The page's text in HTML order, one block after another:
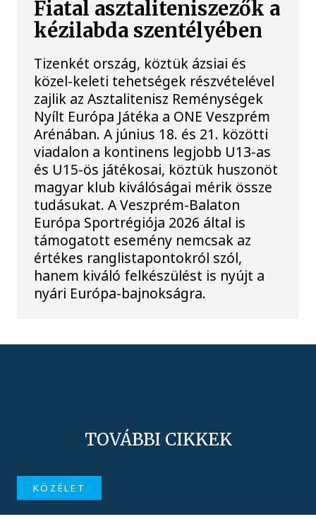
Fiatal asztaliteniszezők a
kézilabda szentélyében
Tizenkét ország, köztük ázsiai és
közel-keleti tehetségek részvételével
zajlik az Asztalitenisz Reménységek
Nyílt Európa Játéka a ONE Veszprém
Arénában. A június 18. és 21. közötti
viadalon a kontinens legjobb U13-as
és U15-ös játékosai, köztük huszonöt
magyar klub kiválóságai mérik össze
tudásukat. A Veszprém-Balaton
Európa Sportrégiója 2026 által is
támogatott esemény nemcsak az
értékes ranglistapontokról szól,
hanem kiváló felkészülést is nyújt a
nyári Európa-bajnokságra.
TOVÁBBI CIKKEK
KÖZÉLET